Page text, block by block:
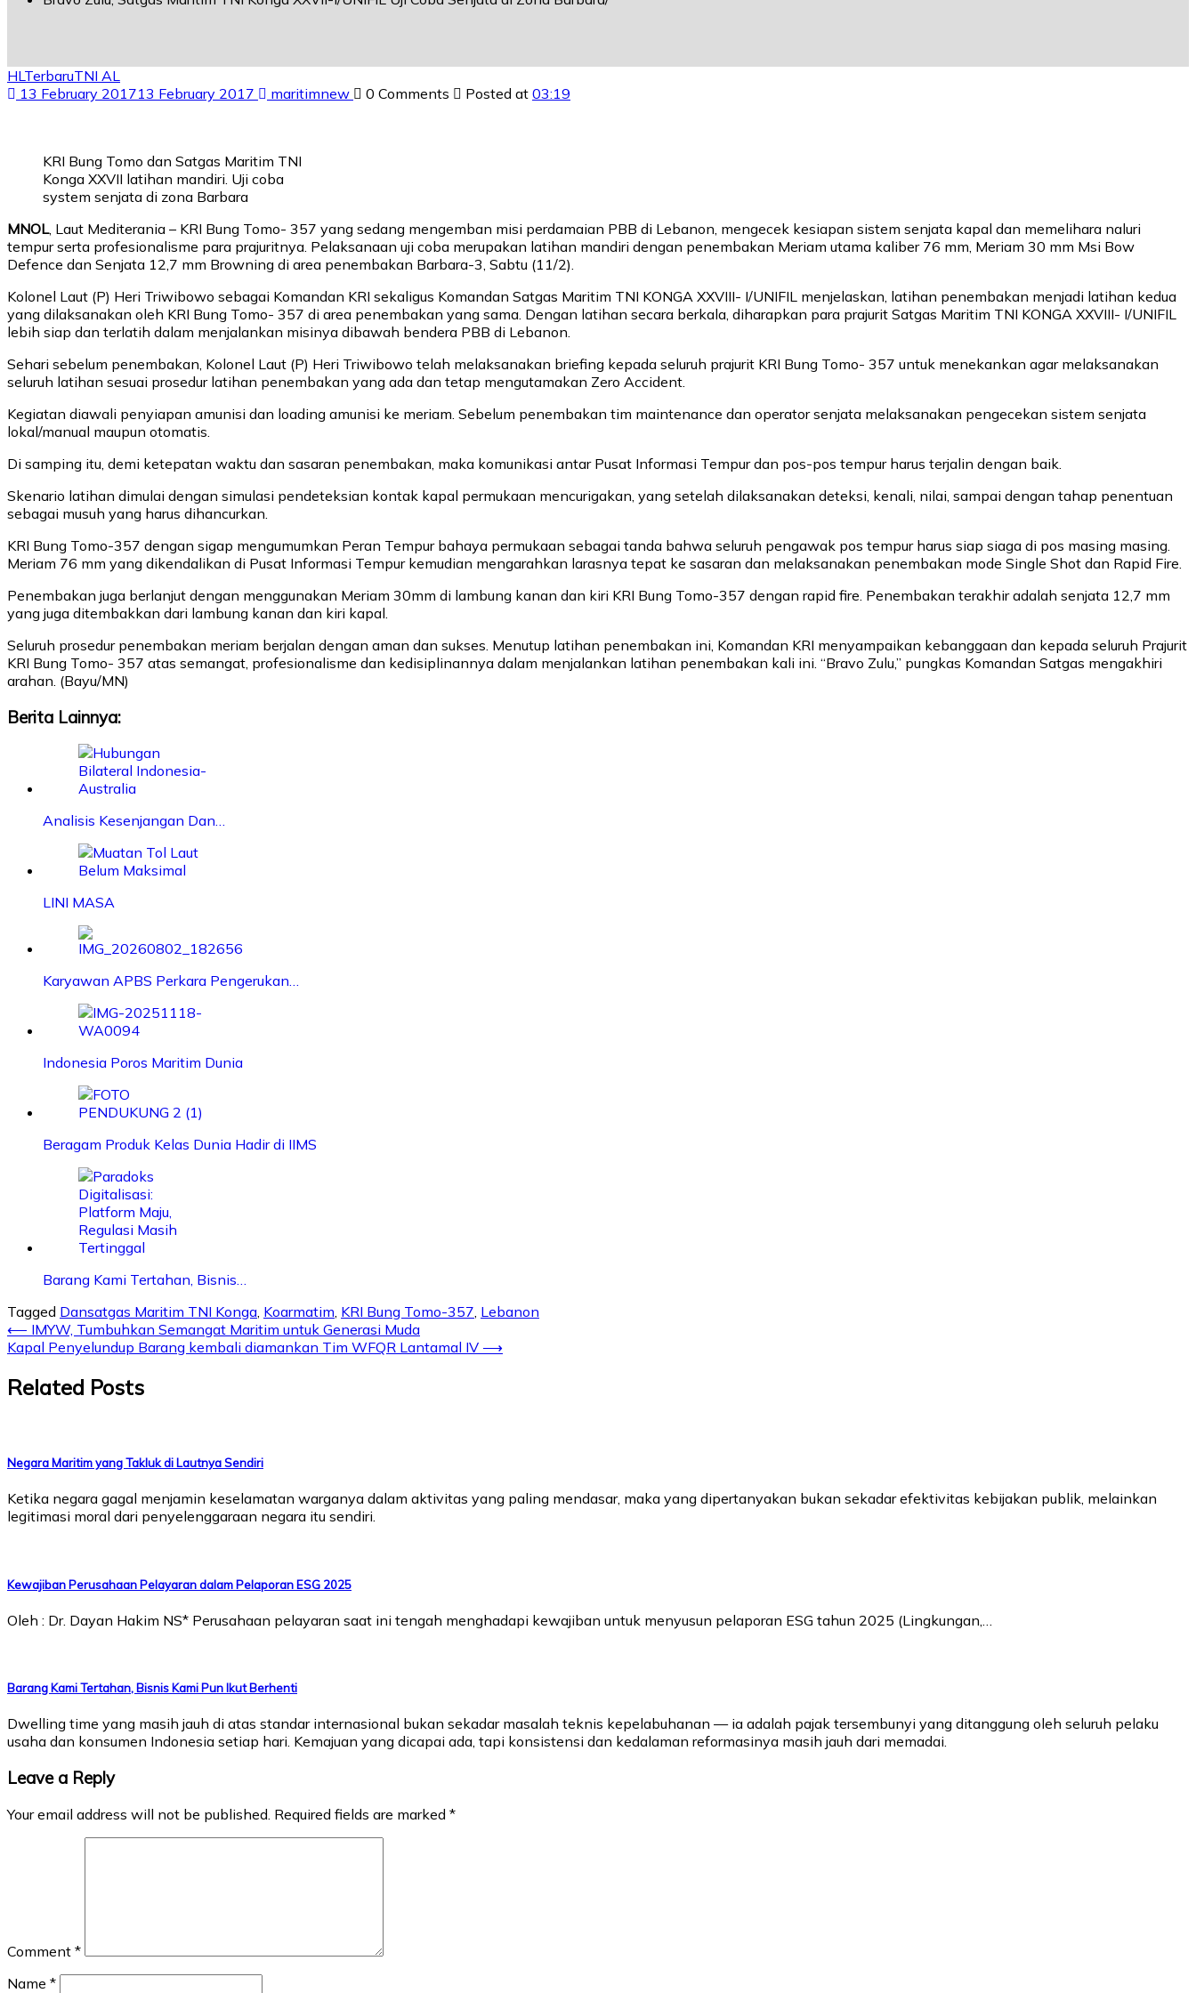
HL TerbaruTNI AL
13 February 201713 February 2017 maritimnew 0 Comments Posted at 03:19
KRI Bung Tomo dan Satgas Maritim TNI
Konga XXVII latihan mandiri. Uji coba
system senjata di zona Barbara
MNOL, Laut Mediterania – KRI Bung Tomo- 357 yang sedang mengemban misi perdamaian PBB di Lebanon, mengecek kesiapan sistem senjata kapal dan memelihara naluri
tempur serta profesionalisme para prajuritnya. Pelaksanaan uji coba merupakan latihan mandiri dengan penembakan Meriam utama kaliber 76 mm, Meriam 30 mm Msi Bow
Defence dan Senjata 12,7 mm Browning di area penembakan Barbara-3, Sabtu (11/2).
Kolonel Laut (P) Heri Triwibowo sebagai Komandan KRI sekaligus Komandan Satgas Maritim TNI KONGA XXVIII- I/UNIFIL menjelaskan, latihan penembakan menjadi latihan kedua
yang dilaksanakan oleh KRI Bung Tomo- 357 di area penembakan yang sama. Dengan latihan secara berkala, diharapkan para prajurit Satgas Maritim TNI KONGA XXVIII- I/UNIFIL
lebih siap dan terlatih dalam menjalankan misinya dibawah bendera PBB di Lebanon.
Sehari sebelum penembakan, Kolonel Laut (P) Heri Triwibowo telah melaksanakan briefing kepada seluruh prajurit KRI Bung Tomo- 357 untuk menekankan agar melaksanakan
seluruh latihan sesuai prosedur latihan penembakan yang ada dan tetap mengutamakan Zero Accident.
Kegiatan diawali penyiapan amunisi dan loading amunisi ke meriam. Sebelum penembakan tim maintenance dan operator senjata melaksanakan pengecekan sistem senjata
lokal/manual maupun otomatis.
Di samping itu, demi ketepatan waktu dan sasaran penembakan, maka komunikasi antar Pusat Informasi Tempur dan pos-pos tempur harus terjalin dengan baik.
Skenario latihan dimulai dengan simulasi pendeteksian kontak kapal permukaan mencurigakan, yang setelah dilaksanakan deteksi, kenali, nilai, sampai dengan tahap penentuan
sebagai musuh yang harus dihancurkan.
KRI Bung Tomo-357 dengan sigap mengumumkan Peran Tempur bahaya permukaan sebagai tanda bahwa seluruh pengawak pos tempur harus siap siaga di pos masing masing.
Meriam 76 mm yang dikendalikan di Pusat Informasi Tempur kemudian mengarahkan larasnya tepat ke sasaran dan melaksanakan penembakan mode Single Shot dan Rapid Fire.
Penembakan juga berlanjut dengan menggunakan Meriam 30mm di lambung kanan dan kiri KRI Bung Tomo-357 dengan rapid fire. Penembakan terakhir adalah senjata 12,7 mm
yang juga ditembakkan dari lambung kanan dan kiri kapal.
Seluruh prosedur penembakan meriam berjalan dengan aman dan sukses. Menutup latihan penembakan ini, Komandan KRI menyampaikan kebanggaan dan kepada seluruh Prajurit
KRI Bung Tomo- 357 atas semangat, profesionalisme dan kedisiplinannya dalam menjalankan latihan penembakan kali ini. “Bravo Zulu,” pungkas Komandan Satgas mengakhiri
arahan. (Bayu/MN)
Berita Lainnya:
Analisis Kesenjangan Dan…
LINI MASA
Karyawan APBS Perkara Pengerukan…
Indonesia Poros Maritim Dunia
Beragam Produk Kelas Dunia Hadir di IIMS
Barang Kami Tertahan, Bisnis…
Tagged Dansatgas Maritim TNI Konga, Koarmatim, KRI Bung Tomo-357, Lebanon
Post
navigation
⟵ IMYW, Tumbuhkan Semangat Maritim untuk Generasi Muda
Kapal Penyelundup Barang kembali diamankan Tim WFQR Lantamal IV ⟶
Related Posts
Negara Maritim yang Takluk di Lautnya Sendiri
Ketika negara gagal menjamin keselamatan warganya dalam aktivitas yang paling mendasar, maka yang dipertanyakan bukan sekadar efektivitas kebijakan publik, melainkan
legitimasi moral dari penyelenggaraan negara itu sendiri.
Kewajiban Perusahaan Pelayaran dalam Pelaporan ESG 2025
Oleh : Dr. Dayan Hakim NS* Perusahaan pelayaran saat ini tengah menghadapi kewajiban untuk menyusun pelaporan ESG tahun 2025 (Lingkungan,…
Barang Kami Tertahan, Bisnis Kami Pun Ikut Berhenti
Dwelling time yang masih jauh di atas standar internasional bukan sekadar masalah teknis kepelabuhanan — ia adalah pajak tersembunyi yang ditanggung oleh seluruh pelaku
usaha dan konsumen Indonesia setiap hari. Kemajuan yang dicapai ada, tapi konsistensi dan kedalaman reformasinya masih jauh dari memadai.
Leave a Reply
Your email address will not be published. Required fields are marked *
Comment *
Name *